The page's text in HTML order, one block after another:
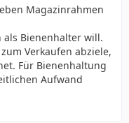
Magazinrahmen
als Bienenhalter will.
Verkaufen abziele,
Für Bienenhaltung
Aufwand